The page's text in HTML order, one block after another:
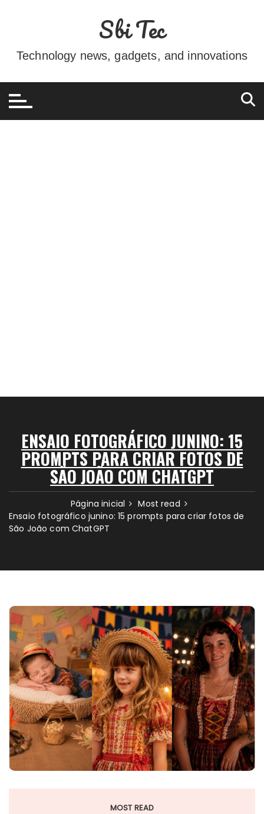
conteúdo
Sbi Tec
Technology news, gadgets, and innovations
ENSAIO FOTOGRÁFICO JUNINO: 15
PROMPTS PARA CRIAR FOTOS DE
SÃO JOÃO COM CHATGPT
Página inicial
Most read
Ensaio fotográfico junino: 15 prompts para criar fotos de
São João com ChatGPT
MOST READ